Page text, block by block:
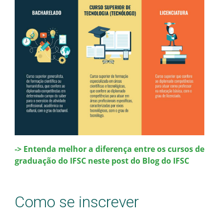
Estatísticas dos Processos Seletivos
Cadastro de interesse
-> Entenda melhor a diferença entre os cursos de
graduação do IFSC neste post do Blog do IFSC
Como se inscrever